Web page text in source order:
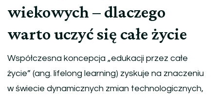
wiekowych – dlaczego
warto uczyć się całe życie
Współczesna koncepcja „edukacji przez całe
życie” (ang. lifelong learning) zyskuje na znaczeniu
w świecie dynamicznych zmian technologicznych,